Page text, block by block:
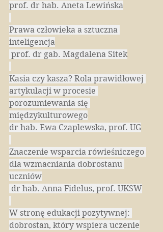
prof. dr hab. Aneta Lewińska
Prawa człowieka a sztuczna
inteligencja
prof. dr gab. Magdalena Sitek
Kasia czy kasza? Rola prawidłowej
artykulacji w procesie
porozumiewania się
międzykulturowego
dr hab. Ewa Czaplewska, prof. UG
Znaczenie wsparcia rówieśniczego
dla wzmacniania dobrostanu
uczniów
dr hab. Anna Fidelus, prof. UKSW
W stronę edukacji pozytywnej:
dobrostan, który wspiera uczenie